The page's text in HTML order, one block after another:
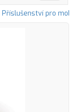
Příslušenství pro